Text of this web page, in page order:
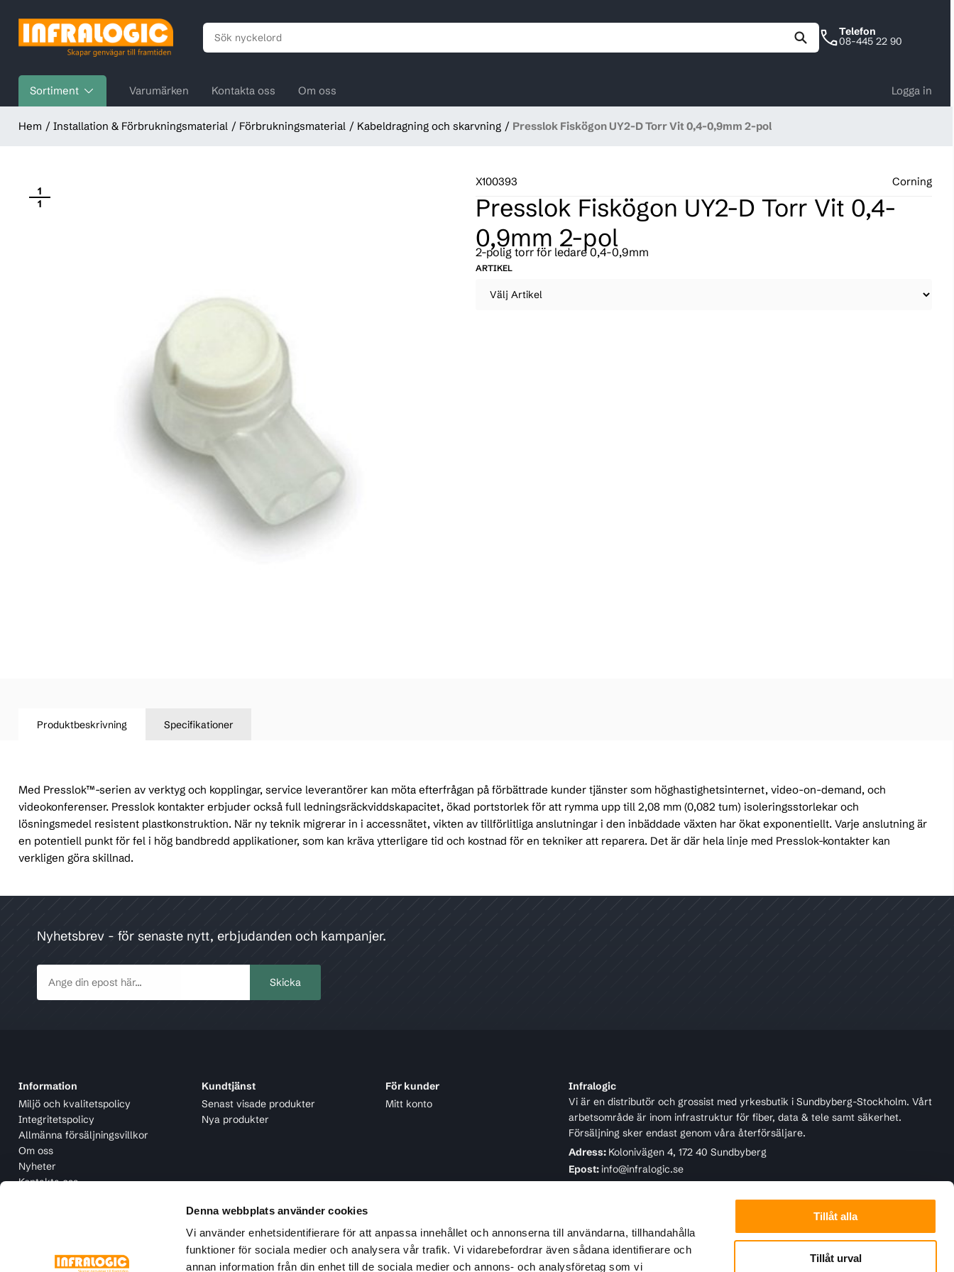
Denna webbplats använder cookies
Vi använder enhetsidentifierare för att anpassa innehållet och annonserna till användarna, tillhandahålla
funktioner för sociala medier och analysera vår trafik. Vi vidarebefordrar även sådana identifierare och
annan information från din enhet till de sociala medier och annons- och analysföretag som vi
Tillåt alla
Tillåt urval
Telefon
08-445 22 90
Sortiment Varumärken Kontakta oss Om oss Logga in
Hem Installation & Förbrukningsmaterial Förbrukningsmaterial Kabeldragning och skarvning Presslok Fiskögon UY2-D Torr Vit 0,4-0,9mm 2-pol
1
1
X100393 Corning
Presslok Fiskögon UY2-D Torr Vit 0,4-
0,9mm 2-pol
2-polig torr för ledare 0,4-0,9mm
ARTIKEL
Produktbeskrivning Specifikationer
Med Presslok™-serien av verktyg och kopplingar, service leverantörer kan möta efterfrågan på förbättrade kunder tjänster som höghastighetsinternet, video-on-demand, och
videokonferenser. Presslok kontakter erbjuder också full ledningsräckviddskapacitet, ökad portstorlek för att rymma upp till 2,08 mm (0,082 tum) isoleringsstorlekar och
lösningsmedel resistent plastkonstruktion. När ny teknik migrerar in i accessnätet, vikten av tillförlitliga anslutningar i den inbäddade växten har ökat exponentiellt. Varje anslutning är
en potentiell punkt för fel i hög bandbredd applikationer, som kan kräva ytterligare tid och kostnad för en tekniker att reparera. Det är där hela linje med Presslok-kontakter kan
verkligen göra skillnad.
Nyhetsbrev - för senaste nytt, erbjudanden och kampanjer.
Infralogic
Vi är en distributör och grossist med yrkesbutik i Sundbyberg-Stockholm. Vårt
arbetsområde är inom infrastruktur för fiber, data & tele samt säkerhet.
Försäljning sker endast genom våra återförsäljare.
Adress: Kolonivägen 4, 172 40 Sundbyberg
Epost:info@infralogic.se
Information
Miljö och kvalitetspolicy
Integritetspolicy
Allmänna försäljningsvillkor
Om oss
Nyheter
Kontakta oss
Kundtjänst
Senast visade produkter
Nya produkter
För kunder
Mitt konto